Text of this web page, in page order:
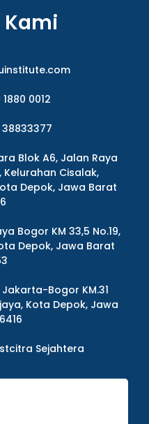
0012
Blok A6, Jalan Raya
Kelurahan Cisalak,
Depok, Jawa Barat
Bogor KM 33,5 No.19,
Depok, Jawa Barat
Bogor KM.31
Kota Depok, Jawa
Sejahtera